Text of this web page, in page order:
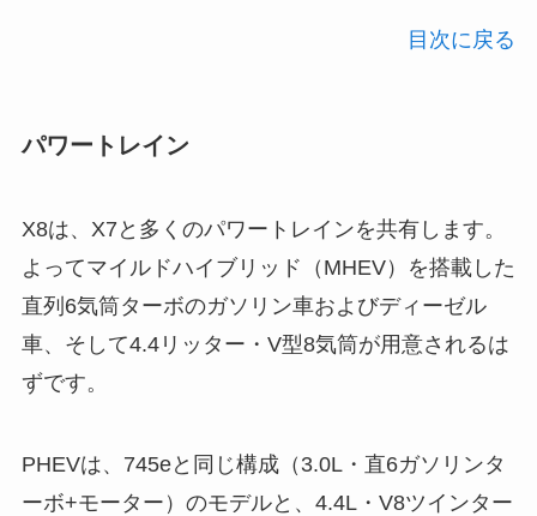
目次に戻る
パワートレイン
X8は、X7と多くのパワートレインを共有します。
よってマイルドハイブリッド（MHEV）を搭載した
直列6気筒ターボのガソリン車およびディーゼル
車、そして4.4リッター・V型8気筒が用意されるは
ずです。
PHEVは、745eと同じ構成（3.0L・直6ガソリンタ
ーボ+モーター）のモデルと、4.4L・V8ツインター